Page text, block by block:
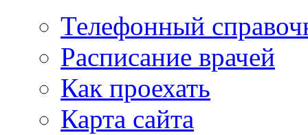
Телефонный
Расписание врачей
Как проехать
Карта сайта